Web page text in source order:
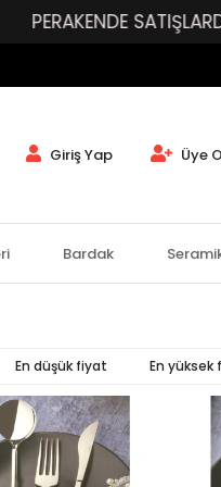
SATIŞLARDA
Giriş Yap Üye
Bardak
En düşük fiyat En yüksek